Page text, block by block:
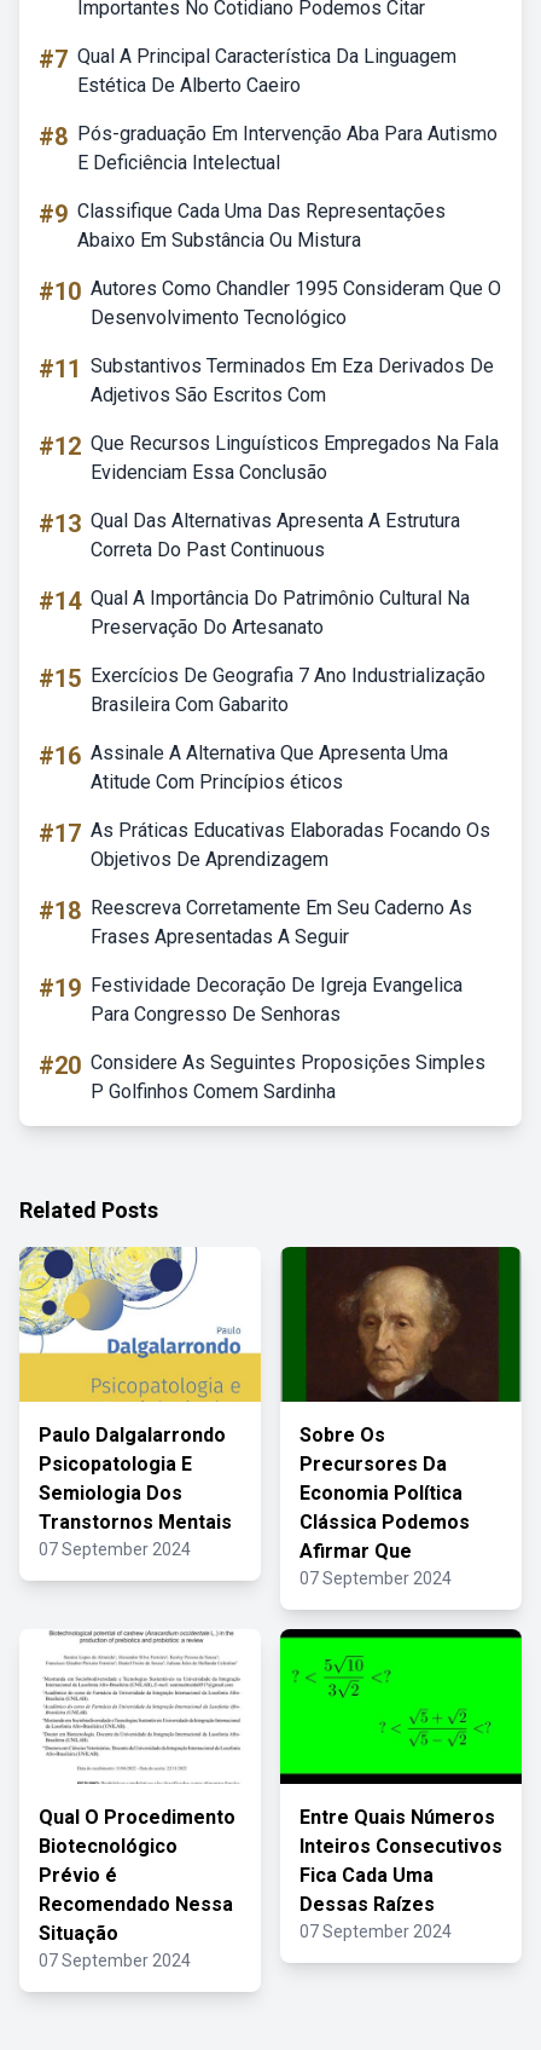
Importantes No Cotidiano Podemos Citar
#7 Qual A Principal Característica Da Linguagem
Estética De Alberto Caeiro
#8 Pós-graduação Em Intervenção Aba Para Autismo
E Deficiência Intelectual
#9 Classifique Cada Uma Das Representações
Abaixo Em Substância Ou Mistura
#10 Autores Como Chandler 1995 Consideram Que O
Desenvolvimento Tecnológico
#11 Substantivos Terminados Em Eza Derivados De
Adjetivos São Escritos Com
#12 Que Recursos Linguísticos Empregados Na Fala
Evidenciam Essa Conclusão
#13 Qual Das Alternativas Apresenta A Estrutura
Correta Do Past Continuous
#14 Qual A Importância Do Patrimônio Cultural Na
Preservação Do Artesanato
#15 Exercícios De Geografia 7 Ano Industrialização
Brasileira Com Gabarito
#16 Assinale A Alternativa Que Apresenta Uma
Atitude Com Princípios éticos
#17 As Práticas Educativas Elaboradas Focando Os
Objetivos De Aprendizagem
#18 Reescreva Corretamente Em Seu Caderno As
Frases Apresentadas A Seguir
#19 Festividade Decoração De Igreja Evangelica
Para Congresso De Senhoras
#20 Considere As Seguintes Proposições Simples
P Golfinhos Comem Sardinha
Related Posts
Paulo Dalgalarrondo
Psicopatologia E
Semiologia Dos
Transtornos Mentais
07 September 2024
Sobre Os
Precursores Da
Economia Política
Clássica Podemos
Afirmar Que
07 September 2024
Qual O Procedimento
Biotecnológico
Prévio é
Recomendado Nessa
Situação
07 September 2024
Entre Quais Números
Inteiros Consecutivos
Fica Cada Uma
Dessas Raízes
07 September 2024